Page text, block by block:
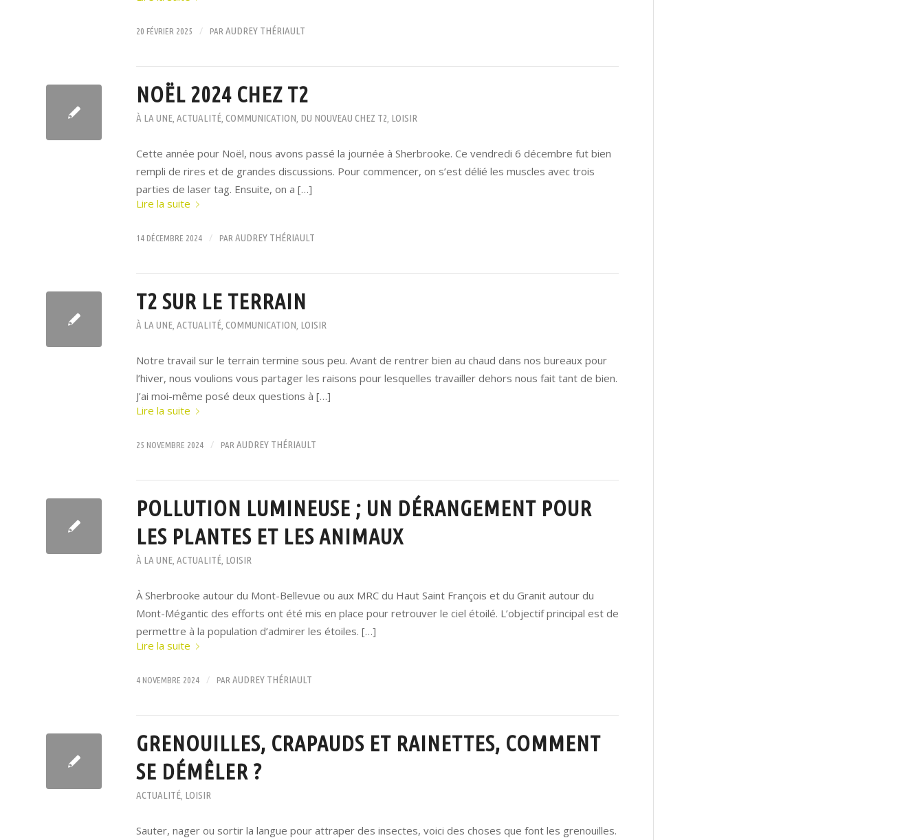
20 FÉVRIER 2025 / PAR AUDREY THÉRIAULT
NOËL 2024 CHEZ T2
À LA UNE ACTUALITÉ COMMUNICATION DU NOUVEAU CHEZ T2 LOISIR
Cette année pour Noël, nous avons passé la journée à Sherbrooke. Ce vendredi 6 décembre fut bien
rempli de rires et de grandes discussions. Pour commencer, on s’est délié les muscles avec trois
parties de laser tag. Ensuite, on a […]
Lire la suite
14 DÉCEMBRE 2024 / PAR AUDREY THÉRIAULT
T2 SUR LE TERRAIN
À LA UNE ACTUALITÉ COMMUNICATION LOISIR
Notre travail sur le terrain termine sous peu. Avant de rentrer bien au chaud dans nos bureaux pour
l’hiver, nous voulions vous partager les raisons pour lesquelles travailler dehors nous fait tant de bien.
J’ai moi-même posé deux questions à […]
Lire la suite
25 NOVEMBRE 2024 / PAR AUDREY THÉRIAULT
POLLUTION LUMINEUSE ; UN DÉRANGEMENT POUR
LES PLANTES ET LES ANIMAUX
À LA UNE ACTUALITÉ LOISIR
À Sherbrooke autour du Mont-Bellevue ou aux MRC du Haut Saint François et du Granit autour du
Mont-Mégantic des efforts ont été mis en place pour retrouver le ciel étoilé. L’objectif principal est de
permettre à la population d’admirer les étoiles. […]
Lire la suite
4 NOVEMBRE 2024 / PAR AUDREY THÉRIAULT
GRENOUILLES, CRAPAUDS ET RAINETTES, COMMENT
SE DÉMÊLER ?
ACTUALITÉ LOISIR
Sauter, nager ou sortir la langue pour attraper des insectes, voici des choses que font les grenouilles.